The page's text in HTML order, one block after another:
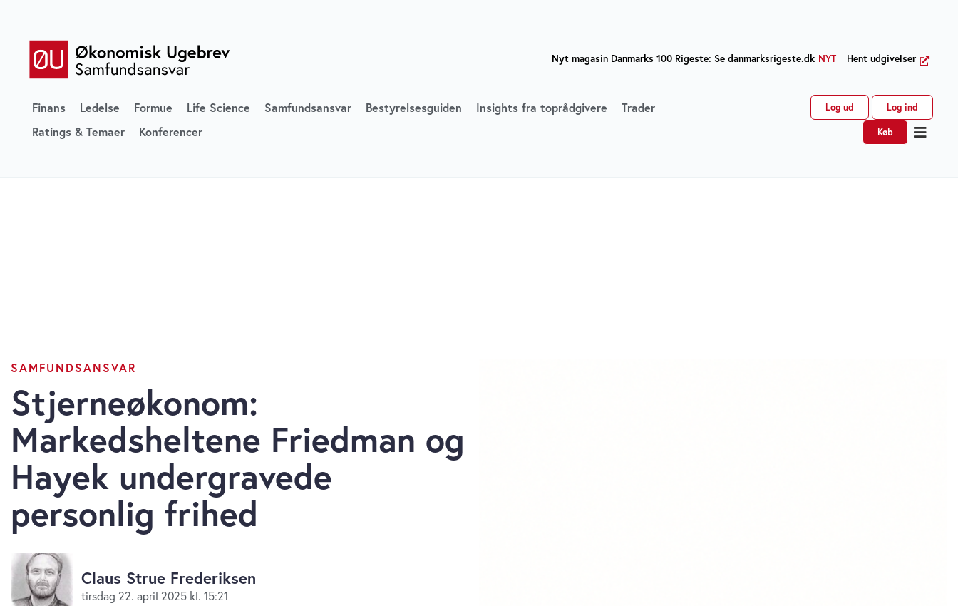
Nyt magasin Danmarks 100 Rigeste: Se danmarksrigeste.dk NYT Hent udgivelser
Finans Ledelse Formue Life Science Samfundsansvar Bestyrelsesguiden Insights fra toprådgivere
Trader
Ratings & Temaer
Konferencer
Log ud Log ind
Køb
SAMFUNDSANSVAR
Stjerneøkonom:
Markedsheltene Friedman og
Hayek undergravede
personlig frihed
Claus Strue Frederiksen
tirsdag 22. april 2025 kl. 15:21